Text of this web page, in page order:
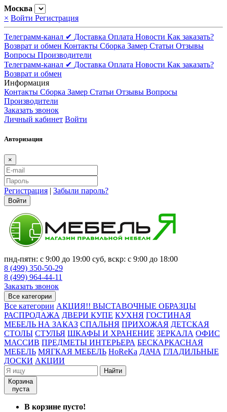
Москва
× Войти Регистрация
Телеграмм-канал ✔ Доставка Оплата Новости Как заказать?
Возврат и обмен Контакты Сборка Замер Статьи Отзывы
Вопросы Производители
Телеграмм-канал ✔ Доставка Оплата Новости Как заказать?
Возврат и обмен
Информация
Контакты Сборка Замер Статьи Отзывы Вопросы
Производители
Заказать звонок
Личный кабинет Войти
Авторизация
×
Регистрация | Забыли пароль?
Войти
пнд-пятн: с 9:00 до 19:00 суб, вскр: с 9:00 до 18:00
8 (499) 350-50-29
8 (499) 964-44-11
Заказать звонок
Все категории
Все категории АКЦИЯ!! ВЫСТАВОЧНЫЕ ОБРАЗЦЫ
РАСПРОДАЖА ДВЕРИ КУПЕ КУХНЯ ГОСТИНАЯ
МЕБЕЛЬ НА ЗАКАЗ СПАЛЬНЯ ПРИХОЖАЯ ДЕТСКАЯ
СТОЛЫ СТУЛЬЯ ШКАФЫ И ХРАНЕНИЕ ЗЕРКАЛА ОФИС
МАССИВ ПРЕДМЕТЫ ИНТЕРЬЕРА БЕСКАРКАСНАЯ
МЕБЕЛЬ МЯГКАЯ МЕБЕЛЬ HoReKa ДАЧА ГЛАДИЛЬНЫЕ
ДОСКИ АКЦИИ
Найти
Корзина
пуста
В корзине пусто!